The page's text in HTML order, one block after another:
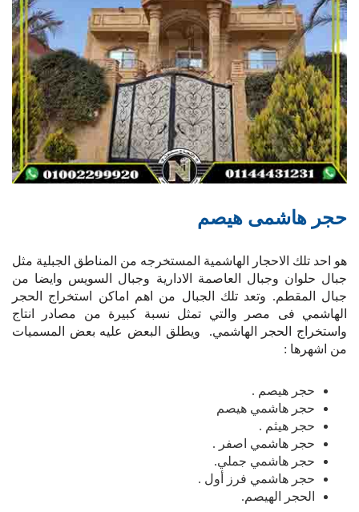
حجر هاشمى هيصم
هو احد تلك الاحجار الهاشمية المستخرجه من المناطق الجبلية مثل
جبال حلوان وجبال العاصمة الادارية وجبال السويس وايضا من
جبال المقطم. وتعد تلك الجبال من اهم اماكن استخراج الحجر
الهاشمي فى مصر والتي تمثل نسبة كبيرة من مصادر انتاج
واستخراج الحجر الهاشمي. ويطلق البعض عليه بعض المسميات
من اشهرها :
حجر هيصم .
حجر هاشمي هيصم
حجر هيثم .
حجر هاشمي اصفر .
حجر هاشمي جملي.
حجر هاشمي فرز أول .
الحجر الهيصم.